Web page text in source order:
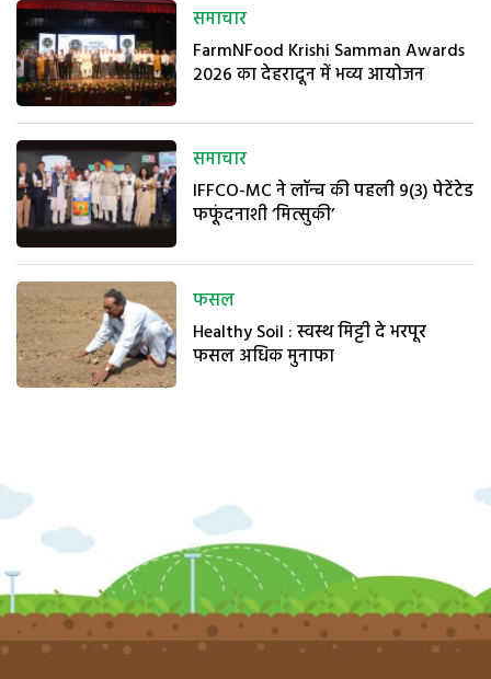
समाचार
FarmNFood Krishi Samman Awards
2026 का देहरादून में भव्य आयोजन
समाचार
IFFCO-MC ने लॉन्च की पहली 9(3) पेटेंटेड
फफूंदनाशी ‘मित्सुकी’
फसल
Healthy Soil : स्वस्थ मिट्टी दे भरपूर
फसल अधिक मुनाफा